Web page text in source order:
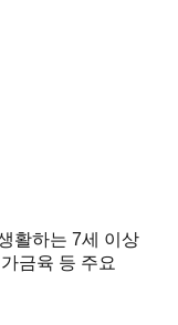
활하는 7세 이상
금육 등 주요